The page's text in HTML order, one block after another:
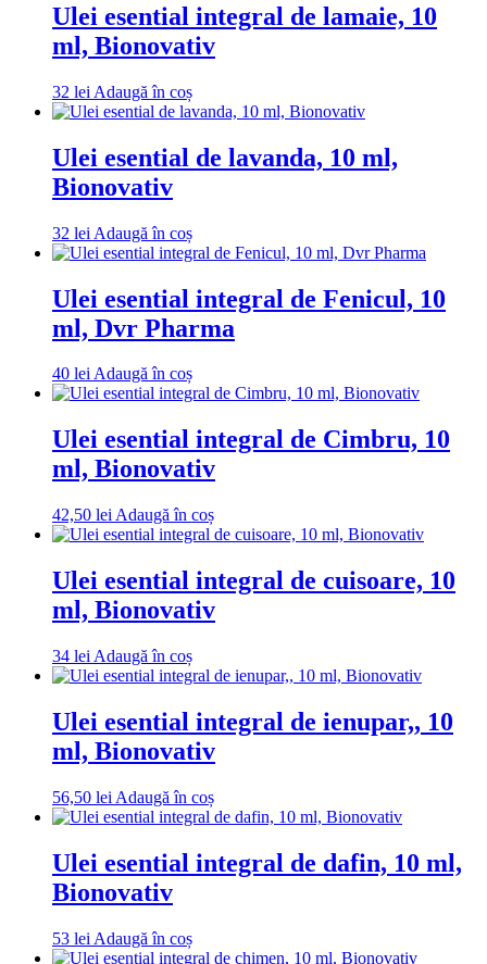
Ulei esential integral de lamaie, 10
ml, Bionovativ
32 lei Adaugă în coș
Ulei esential de lavanda, 10 ml,
Bionovativ
32 lei Adaugă în coș
Ulei esential integral de Fenicul, 10
ml, Dvr Pharma
40 leiAdaugă în coș
Ulei esential integral de Cimbru, 10
ml, Bionovativ
42,50 lei Adaugă în coș
Ulei esential integral de cuisoare, 10
ml, Bionovativ
34 lei Adaugă în coș
Ulei esential integral de ienupar,, 10
ml, Bionovativ
56,50 lei Adaugă în coș
Ulei esential integral de dafin, 10 ml,
Bionovativ
53 lei Adaugă în coș